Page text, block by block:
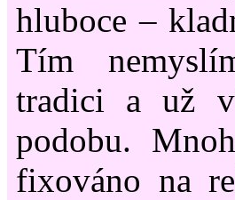
hluboce–
Tím
tradici a už
podobu.
fixováno na